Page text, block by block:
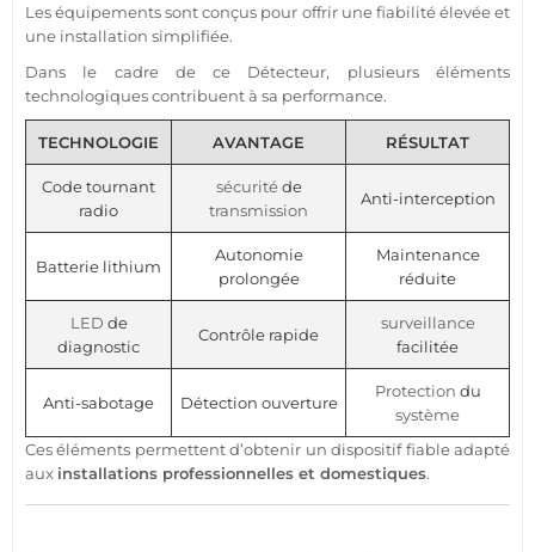
Les équipements sont conçus pour offrir une fiabilité élevée et
une installation simplifiée.
Dans le cadre de ce Détecteur, plusieurs éléments
technologiques contribuent à sa performance.
TECHNOLOGIE AVANTAGE RÉSULTAT
Code tournant
radio
sécuritéde
transmission
Anti-interception
Batterie lithium
Autonomie
prolongée
Maintenance
réduite
LED de
diagnostic
Contrôle rapide
surveillance
facilitée
Anti-sabotage Détection ouverture
Protection du
système
Ces éléments permettent d’obtenir un dispositiffiableadapté
aux installations professionnelles et domestiques.